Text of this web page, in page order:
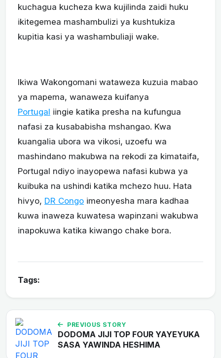
kuchagua kucheza kwa kujilinda zaidi huku
ikitegemea mashambulizi ya kushtukiza
kupitia kasi ya washambuliaji wake.
Ikiwa Wakongomani wataweza kuzuia mabao
ya mapema, wanaweza kuifanya
Portugal iingie katika presha na kufungua
nafasi za kusababisha mshangao. Kwa
kuangalia ubora wa vikosi, uzoefu wa
mashindano makubwa na rekodi za kimataifa,
Portugal ndiyo inayopewa nafasi kubwa ya
kuibuka na ushindi katika mchezo huu. Hata
hivyo, DR Congo imeonyesha mara kadhaa
kuwa inaweza kuwatesa wapinzani wakubwa
inapokuwa katika kiwango chake bora.
Tags:
PREVIOUS STORY
DODOMA JIJI TOP FOUR YAYEYUKA
SASA YAWINDA HESHIMA